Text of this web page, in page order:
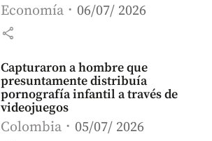
Economía 06/07/ 2026
share
Capturaron a hombre que
presuntamente distribuía
pornografía infantil a través de
videojuegos
Colombia 05/07/ 2026